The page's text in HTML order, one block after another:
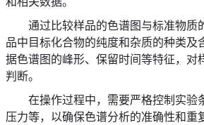
通过比较样品的色谱图与标准物质
品中目标化合物的纯度和杂质的种类及
据色谱图的峰形、保留时间等特征，对
判断。
在操作过程中，需要严格控制实验
压力等，以确保色谱分析的准确性和重